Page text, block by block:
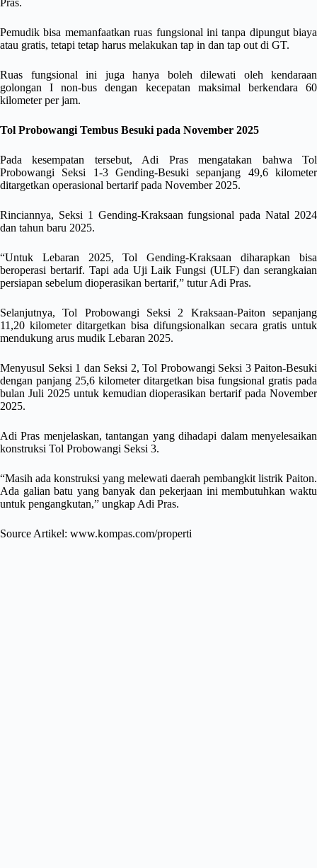
Pras.
Pemudik bisa memanfaatkan ruas fungsional ini tanpa dipungut biaya
atau gratis, tetapi tetap harus melakukan tap in dan tap out di GT.
Ruas fungsional ini juga hanya boleh dilewati oleh kendaraan
golongan I non-bus dengan kecepatan maksimal berkendara 60
kilometer per jam.
Tol Probowangi Tembus Besuki pada November 2025
Pada kesempatan tersebut, Adi Pras mengatakan bahwa Tol
Probowangi Seksi 1-3 Gending-Besuki sepanjang 49,6 kilometer
ditargetkan operasional bertarif pada November 2025.
Rinciannya, Seksi 1 Gending-Kraksaan fungsional pada Natal 2024
dan tahun baru 2025.
“Untuk Lebaran 2025, Tol Gending-Kraksaan diharapkan bisa
beroperasi bertarif. Tapi ada Uji Laik Fungsi (ULF) dan serangkaian
persiapan sebelum dioperasikan bertarif,” tutur Adi Pras.
Selanjutnya, Tol Probowangi Seksi 2 Kraksaan-Paiton sepanjang
11,20 kilometer ditargetkan bisa difungsionalkan secara gratis untuk
mendukung arus mudik Lebaran 2025.
Menyusul Seksi 1 dan Seksi 2, Tol Probowangi Seksi 3 Paiton-Besuki
dengan panjang 25,6 kilometer ditargetkan bisa fungsional gratis pada
bulan Juli 2025 untuk kemudian dioperasikan bertarif pada November
2025.
Adi Pras menjelaskan, tantangan yang dihadapi dalam menyelesaikan
konstruksi Tol Probowangi Seksi 3.
“Masih ada konstruksi yang melewati daerah pembangkit listrik Paiton.
Ada galian batu yang banyak dan pekerjaan ini membutuhkan waktu
untuk pengangkutan,” ungkap Adi Pras.
Source Artikel: www.kompas.com/properti